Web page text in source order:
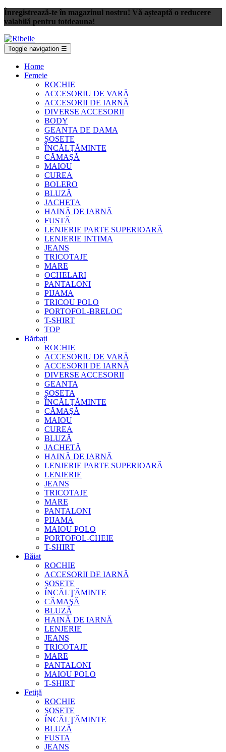
Înregistrează-te în magazinul nostru! Vă așteaptă o reducere
valabilă pentru totdeauna!
Toggle navigation ☰
Home
Femeie
ROCHIE
ACCESORIU DE VARĂ
ACCESORII DE IARNĂ
DIVERSE ACCESORII
BODY
GEANTA DE DAMA
ȘOSETE
ÎNCĂLŢĂMINTE
CĂMAŞĂ
MAIOU
CUREA
BOLERO
BLUZĂ
JACHETA
HAINĂ DE IARNĂ
FUSTĂ
LENJERIE PARTE SUPERIOARĂ
LENJERIE INTIMA
JEANS
TRICOTAJE
MARE
OCHELARI
PANTALONI
PIJAMA
TRICOU POLO
PORTOFOL-BRELOC
T-SHIRT
TOP
Bărbați
ROCHIE
ACCESORIU DE VARĂ
ACCESORII DE IARNĂ
DIVERSE ACCESORII
GEANTA
ȘOSETA
ÎNCĂLŢĂMINTE
CĂMAŞĂ
MAIOU
CUREA
BLUZĂ
JACHETĂ
HAINĂ DE IARNĂ
LENJERIE PARTE SUPERIOARĂ
LENJERIE
JEANS
TRICOTAJE
MARE
PANTALONI
PIJAMA
MAIOU POLO
PORTOFOL-CHEIE
T-SHIRT
Băiat
ROCHIE
ACCESORII DE IARNĂ
ȘOSETE
ÎNCĂLŢĂMINTE
CĂMAŞĂ
BLUZĂ
HAINĂ DE IARNĂ
LENJERIE
JEANS
TRICOTAJE
MARE
PANTALONI
MAIOU POLO
T-SHIRT
Fetiță
ROCHIE
ȘOSETE
ÎNCĂLŢĂMINTE
BLUZĂ
FUSTA
JEANS